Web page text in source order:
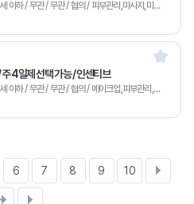
월급 216만원~360만원 (면접 후 결정) / 세 이하 / 무관 / 무관 / 협의 / 피부관리,마사지,미용/영업,기타
4일제 선택 가능 / 인센티브
월급 216만원~360만원 (면접 후 결정) / 세 이하 / 무관 / 무관 / 협의 / 메이크업,피부관리,마사지,미용/영업,기타
6 7 8 9 10